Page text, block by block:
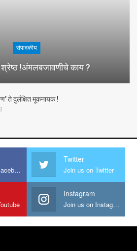
संपादकीय
!अंमलबजावणीचे काय ?
ते दुर्लक्षित मूकनायक !
Join us on Facebook
Twitter
Join us on Twitter
Instagram
Join us on Instagram